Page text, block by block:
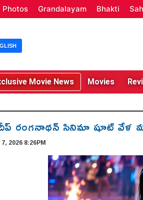
Photos Grandalayam Bhakti
Movie News Movies
రంగనాథన్ సినిమా షూట్ వేళ
2026 8:26PM